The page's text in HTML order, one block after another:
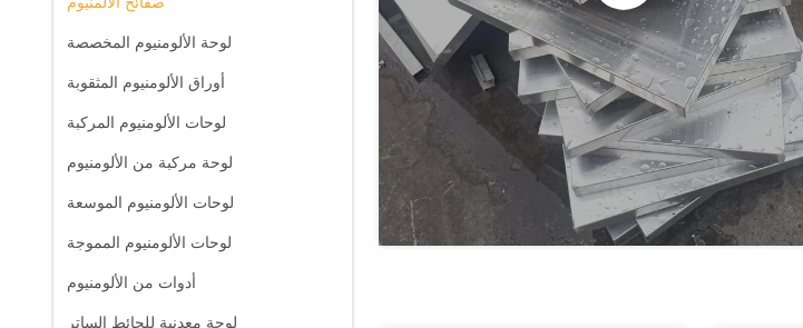
لوحة الألومنيوم المخصصة
أوراق الألومنيوم المثقوبة
لوحات الألومنيوم المركبة
لوحة مركبة من الألومنيوم
لوحات الألومنيوم الموسعة
لوحات الألومنيوم المموجة
أدوات من الألومنيوم
لوحة معدنية للحائط الساتر